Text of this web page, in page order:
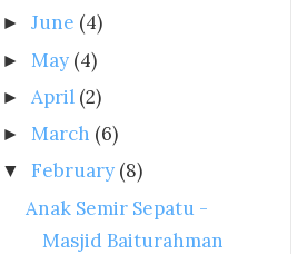
►June (4)
► May (4)
► April (2)
►March (6)
▼ February (8)
Anak Semir Sepatu -
Masjid Baiturahman